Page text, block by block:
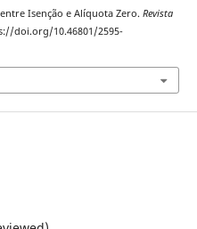
Isenção e Alíquota Zero. Revista
doi.org/10.46801/2595-